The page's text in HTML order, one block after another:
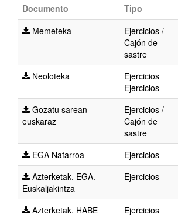
Documento Tipo
Memeteka
Ejercicios /
Cajón de
sastre
Neoloteka
Ejercicios
Ejercicios
Gozatu sarean
euskaraz
Ejercicios /
Cajón de
sastre
EGA Nafarroa Ejercicios
Azterketak. EGA.
Euskaljakintza
Ejercicios
Azterketak. HABE Ejercicios